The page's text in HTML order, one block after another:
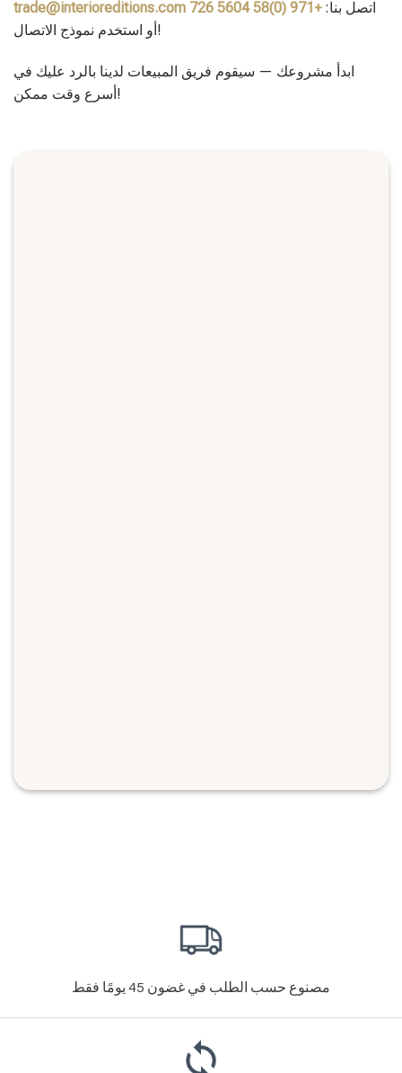
trade@interioreditions.com
اتصل بنا: +971 (0)58 5604 726
أو استخدم نموذج الاتصال!
ابدأ مشروعك — سيقوم فريق المبيعات لدينا بالرد عليك في
أسرع وقت ممكن!
مصنوع حسب الطلب في غضون 45 يومًا فقط